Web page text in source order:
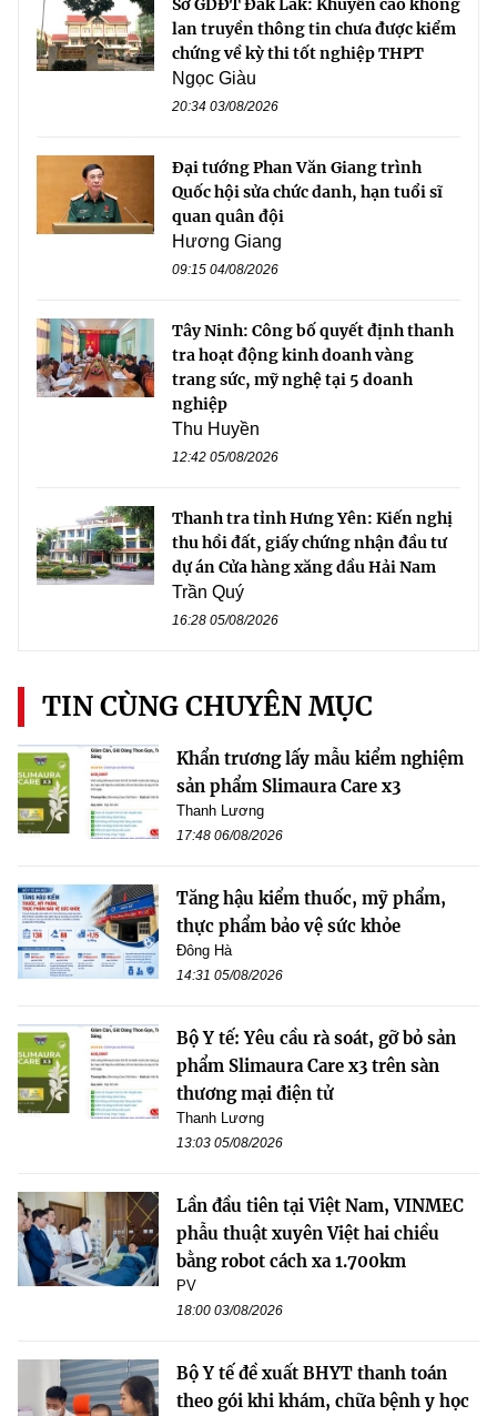
Sở GDĐT Đắk Lắk: Khuyến cáo không
lan truyền thông tin chưa được kiểm
chứng về kỳ thi tốt nghiệp THPT
Ngọc Giàu
20:34 03/08/2026
Đại tướng Phan Văn Giang trình
Quốc hội sửa chức danh, hạn tuổi sĩ
quan quân đội
Hương Giang
09:15 04/08/2026
Tây Ninh: Công bố quyết định thanh
tra hoạt động kinh doanh vàng
trang sức, mỹ nghệ tại 5 doanh
nghiệp
Thu Huyền
12:42 05/08/2026
Thanh tra tỉnh Hưng Yên: Kiến nghị
thu hồi đất, giấy chứng nhận đầu tư
dự án Cửa hàng xăng dầu Hải Nam
Trần Quý
16:28 05/08/2026
TIN CÙNG CHUYÊN MỤC
Khẩn trương lấy mẫu kiểm nghiệm
sản phẩm Slimaura Care x3
Thanh Lương
17:48 06/08/2026
Tăng hậu kiểm thuốc, mỹ phẩm,
thực phẩm bảo vệ sức khỏe
Đông Hà
14:31 05/08/2026
Bộ Y tế: Yêu cầu rà soát, gỡ bỏ sản
phẩm Slimaura Care x3 trên sàn
thương mại điện tử
Thanh Lương
13:03 05/08/2026
Lần đầu tiên tại Việt Nam, VINMEC
phẫu thuật xuyên Việt hai chiều
bằng robot cách xa 1.700km
PV
18:00 03/08/2026
Bộ Y tế đề xuất BHYT thanh toán
theo gói khi khám, chữa bệnh y học